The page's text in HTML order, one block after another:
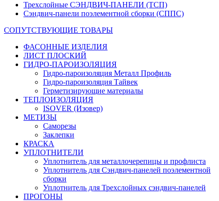
Трехслойные СЭНДВИЧ-ПАНЕЛИ (ТСП)
Сэндвич-панели поэлементной сборки (СППС)
СОПУТСТВУЮЩИЕ ТОВАРЫ
ФАСОННЫЕ ИЗДЕЛИЯ
ЛИСТ ПЛОСКИЙ
ГИДРО-ПАРОИЗОЛЯЦИЯ
Гидро-пароизоляция Металл Профиль
Гидро-пароизоляция Тайвек
Герметизирующие материалы
ТЕПЛОИЗОЛЯЦИЯ
ISOVER (Изовер)
МЕТИЗЫ
Саморезы
Заклепки
КРАСКА
УПЛОТНИТЕЛИ
Уплотнитель для металлочерепицы и профлиста
Уплотнитель для Сэндвич-панелей поэлементной
сборки
Уплотнитель для Трехслойных сэндвич-панелей
ПРОГОНЫ